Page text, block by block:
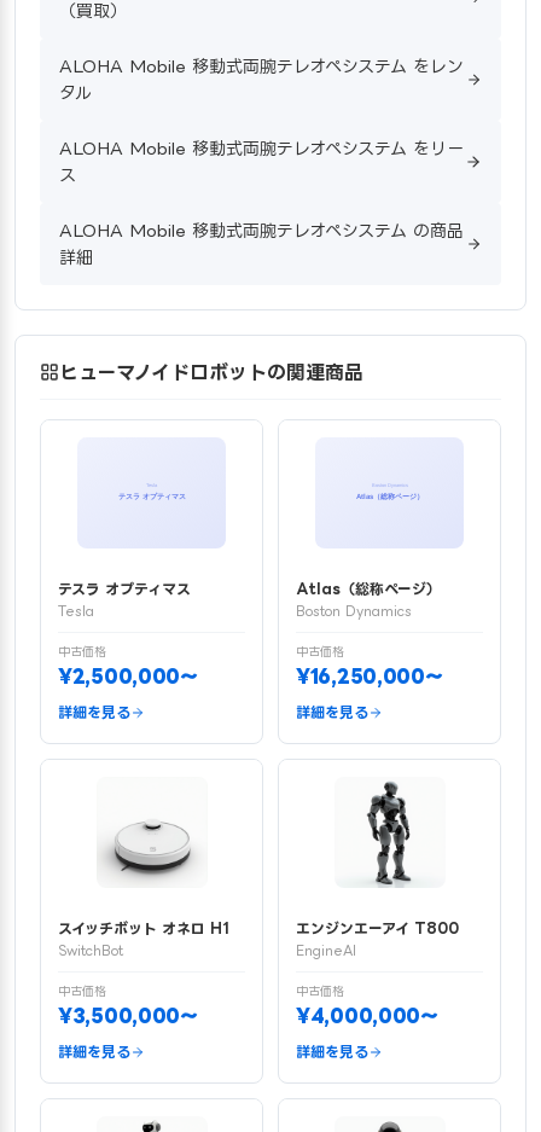
（買取）
ALOHA Mobile 移動式両腕テレオペシステム をレン
タル
ALOHA Mobile 移動式両腕テレオペシステム をリー
ス
ALOHA Mobile 移動式両腕テレオペシステム の商品
詳細
ヒューマノイドロボットの関連商品
テスラ オプティマス
Tesla
中古価格
¥2,500,000〜
詳細を見る
Atlas（総称ページ）
Boston Dynamics
中古価格
¥16,250,000〜
詳細を見る
スイッチボット オネロ H1
SwitchBot
中古価格
¥3,500,000〜
詳細を見る
エンジンエーアイ T800
EngineAI
中古価格
¥4,000,000〜
詳細を見る